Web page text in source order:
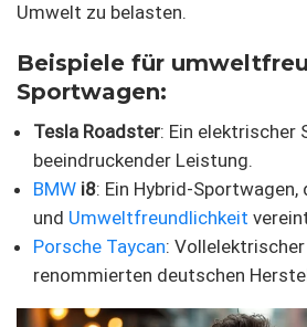
Umwelt zu belasten.
Beispiele für
Sportwagen:
Tesla Roadster: Ein elektrischer
beeindruckender Leistung.
BMW i8: Ein Hybrid-Sportwagen,
und Umweltfreundlichkeit
Porsche Taycan:
renommierten deutschen